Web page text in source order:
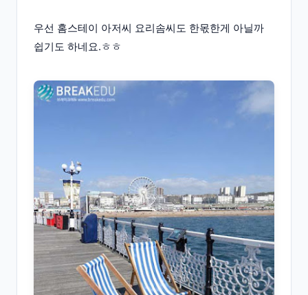
우선 홈스테이 아저씨 요리솜씨도 한몫한게 아닐까
쉽기도 하네요.ㅎㅎ